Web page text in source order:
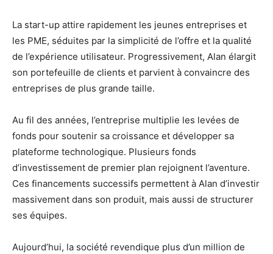
La start-up attire rapidement les jeunes entreprises et
les PME, séduites par la simplicité de l’offre et la qualité
de l’expérience utilisateur. Progressivement, Alan élargit
son portefeuille de clients et parvient à convaincre des
entreprises de plus grande taille.
Au fil des années, l’entreprise multiplie les levées de
fonds pour soutenir sa croissance et développer sa
plateforme technologique. Plusieurs fonds
d’investissement de premier plan rejoignent l’aventure.
Ces financements successifs permettent à Alan d’investir
massivement dans son produit, mais aussi de structurer
ses équipes.
Aujourd’hui, la société revendique plus d’un million de